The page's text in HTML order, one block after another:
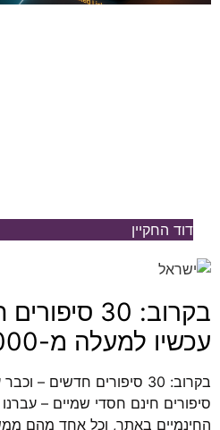
דוד החקיין
בקרוב: 30
עכשיו למעלה מ-1,000 סיפורים חינם
החינמיים באתר, וכל אחד מהם